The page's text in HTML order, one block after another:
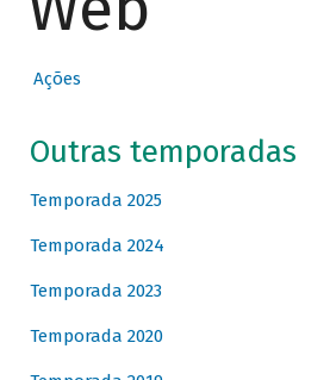
Ações
Outras temporadas
Temporada 2025
Temporada 2024
Temporada 2023
Temporada 2020